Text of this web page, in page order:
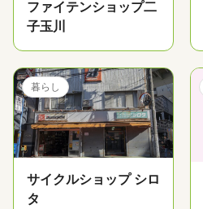
ファイテンショップ二
子玉川
暮らし
サイクルショップ シロ
タ